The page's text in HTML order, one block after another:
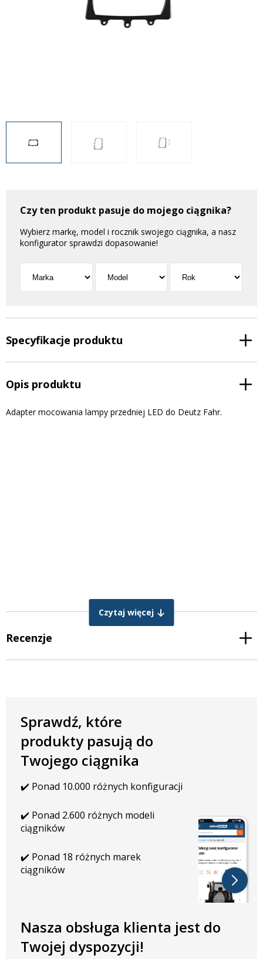
Często zadawane pytania
+48 81 884 70 94
Często zadawane pytania
Czy ten produkt pasuje do mojego ciągnika?
Wybierz markę, model i rocznik swojego ciągnika, a nasz
konfigurator sprawdzi dopasowanie!
Specyfikacje produktu
Opis produktu
Adapter mocowania lampy przedniej LED do Deutz Fahr.
Czytaj więcej
Recenzje
Sprawdź, które
produkty pasują do
Twojego ciągnika
✔️ Ponad 10.000 różnych konfiguracji
✔️ Ponad 2.600 różnych modeli
ciągników
✔️ Ponad 18 różnych marek
ciągników
Nasza obsługa klienta jest do
Twojej dyspozycji!